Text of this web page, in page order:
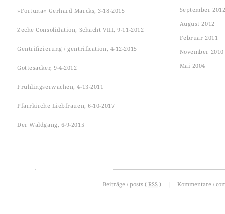
»Fortuna« Gerhard Marcks, 3-18-2015
Zeche Consolidation, Schacht VIII, 9-11-2012
Gentrifizierung / gentrification, 4-12-2015
Gottesacker, 9-4-2012
Frühlingserwachen, 4-13-2011
Pfarrkirche Liebfrauen, 6-10-2017
Der Waldgang, 6-9-2015
September
August 2012
Februar 2011
November 2010
Mai 2004
Beiträge / posts ( RSS ) Kommentare /